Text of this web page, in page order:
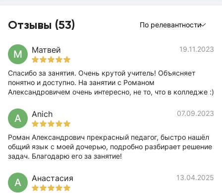
Отзывы (53) По релевантности
М Матвей 19.11.2023
Спасибо за занятия. Очень крутой учитель! Объясняет
понятно и доступно. На занятии с Романом
Александровичем очень интересно, не то, что в колледже :)
A Anich 07.09.2023
Роман Александрович прекрасный педагог, быстро нашёл
общий язык с моей дочерью, подробно разбирает решение
задач. Благодарю его за занятие!
А Анастасия 13.04.2025